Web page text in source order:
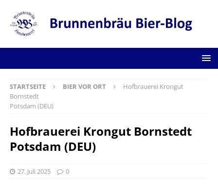
STARTSEITE BIER VOR ORT
Hofbrauerei Krongut
Bornstedt
Potsdam (DEU)
Hofbrauerei Krongut Bornstedt
Potsdam (DEU)
27. Juli 2025 0